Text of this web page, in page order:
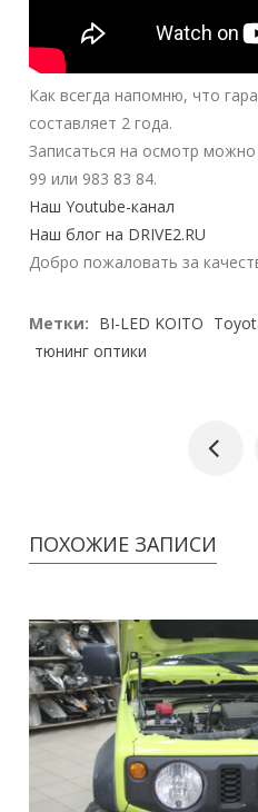
Как всегда напомню, что
составляет 2 года.
Записаться на осмотр
99 или 983 83 84.
Наш Youtube-канал
Наш блог на DRIVE2.RU
Добро пожаловать за
Метки: BI-LED KOITO
тюнинг оптики
ПОХОЖИЕ ЗАПИСИ